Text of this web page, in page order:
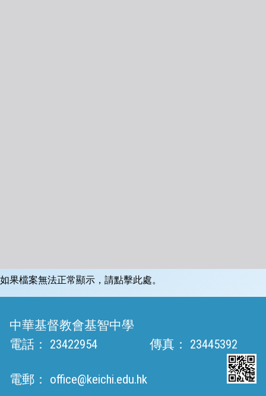
如果檔案無法正常顯示，請點擊此處。
中華基督教會基智中學
電話：
23422954 傳真： 23445392
電郵： office@keichi.edu.hk